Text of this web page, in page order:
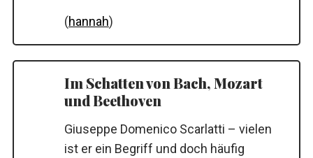
(hannah)
Im Schatten von Bach, Mozart
und Beethoven
Giuseppe Domenico Scarlatti – vielen
ist er ein Begriff und doch häufig